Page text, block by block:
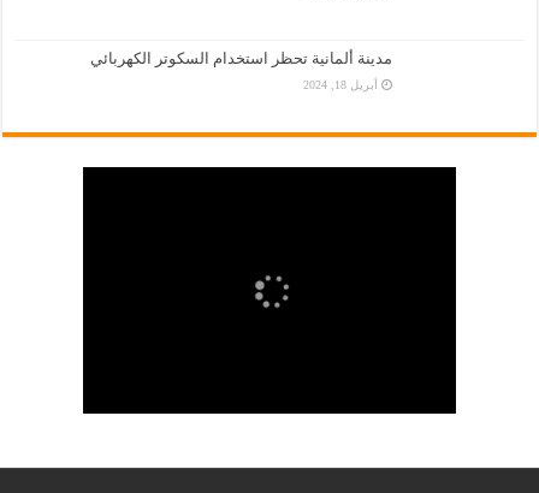
مدينة ألمانية تحظر استخدام السكوتر الكهربائي
أبريل 18, 2024